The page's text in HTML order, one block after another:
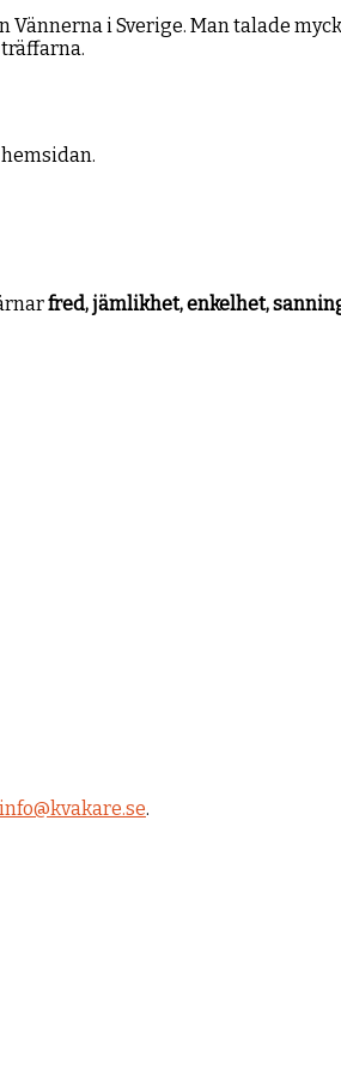
i Sverige. Man talade
fred, jämlikhet, enkelhet,
info@kvakare.se.